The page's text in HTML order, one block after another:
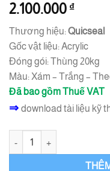
2.100.000 ₫
Thương hiệu:Quicseal
Gốc vật liệu: Acrylic
Đóng gói: Thùng 20kg
Màu: Xám – Trắng –
Đã bao gồm Thuế VAT
⇒ download tài liệu kỹ